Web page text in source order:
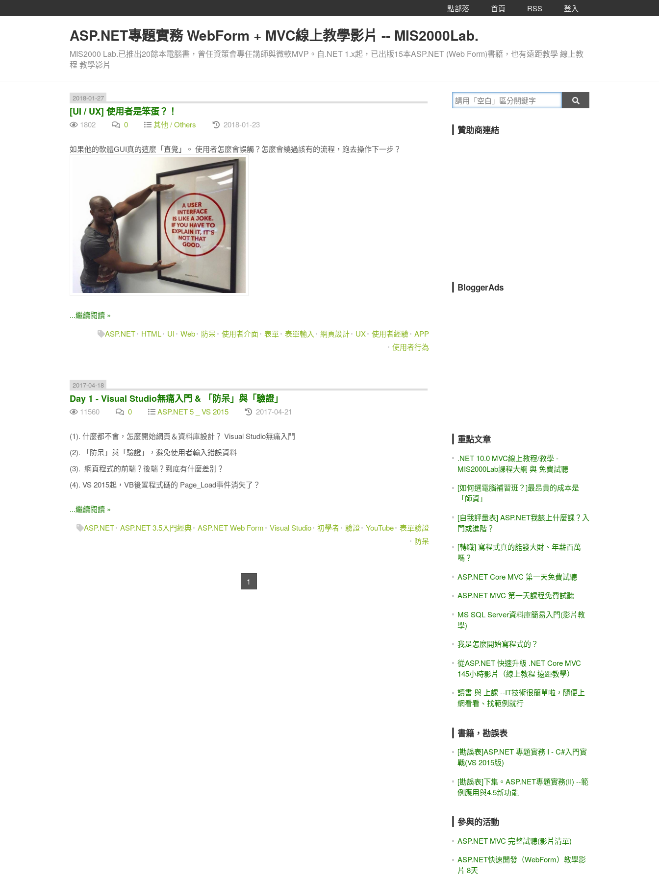
點部落 首頁 RSS 登入
ASP.NET專題實務 WebForm + MVC線上教學影片 -- MIS2000Lab.
MIS2000 Lab.已推出20餘本電腦書，曾任資策會專任講師與微軟MVP。自.NET 1.x起，已出版15本ASP.NET (Web Form)書籍，也有遠距教學 線上教
程 教學影片
2018-01-27
[UI / UX] 使用者是笨蛋？！
1802 0 其他 / Others 2018-01-23
如果他的軟體GUI真的這麼「直覺」。 使用者怎麼會誤觸？怎麼會繞過該有的流程，跑去操作下一步？
...繼續閱讀 »
ASP.NET
HTML UI Web 防呆 使用者介面 表單 表單輸入 網頁設計 UX 使用者經驗 APP
使用者行為
2017-04-18
Day 1 - Visual Studio無痛入門 & 「防呆」與「驗證」
11560 0 ASP.NET 5 _ VS 2015 2017-04-21
(1). 什麼都不會，怎麼開始網頁＆資料庫設計？ Visual Studio無痛入門
(2). 「防呆」與「驗證」，避免使用者輸入錯誤資料
(3). 網頁程式的前端？後端？到底有什麼差別？
(4). VS 2015起，VB後置程式碼的 Page_Load事件消失了？
...繼續閱讀 »
ASP.NET ASP.NET 3.5入門經典 ASP.NET Web Form Visual Studio 初學者 驗證 YouTube 表單驗證
防呆
1
贊助商連結
BloggerAds
重點文章
.NET 10.0 MVC線上教程/教學 -
MIS2000Lab課程大綱 與 免費試聽
[如何選電腦補習班？]最昂貴的成本是
「師資」
[自我評量表] ASP.NET我該上什麼課？入
門或進階？
[轉職] 寫程式真的能發大財、年薪百萬
嗎？
ASP.NET Core MVC 第一天免費試聽
ASP.NET MVC 第一天課程免費試聽
MS SQL Server資料庫簡易入門(影片教
學)
我是怎麼開始寫程式的？
從ASP.NET 快速升級 .NET Core MVC
145小時影片（線上教程 遠距教學）
讀書 與 上課 --IT技術很簡單啦，隨便上
網看看、找範例就行
書籍，勘誤表
[勘誤表]ASP.NET 專題實務 I - C#入門實
戰(VS 2015版)
[勘誤表]下集。ASP.NET專題實務(II) --範
例應用與4.5新功能
參與的活動
ASP.NET MVC 完整試聽(影片清單)
ASP.NET快速開發（WebForm）教學影
片 8天